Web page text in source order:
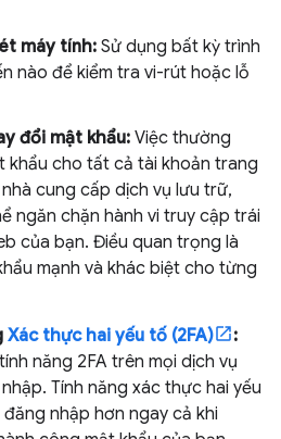
máy tính: Sử dụng bất kỳ trình
nào để kiểm tra vi-rút hoặc lỗ
đổi mật khẩu:Việc thường
khẩu cho tất cả tài khoản trang
cung cấp dịch vụ lưu trữ,
ngăn chặn hành vi truy cập trái
của bạn. Điều quan trọng là
mạnh và khác biệt cho từng
Xác thực hai yếu tố (2FA)
:
năng 2FA trên mọi dịch vụ
Tính năng xác thực hai yếu
nhập hơn ngay cả khi